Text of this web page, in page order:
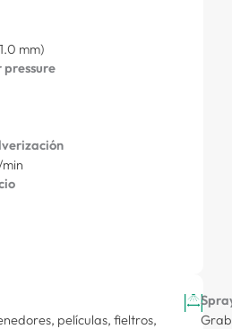
mm)
pressure
min
películas, fieltros,